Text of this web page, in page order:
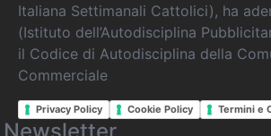
Italiana Settimanali Cattolici), ha
(Istituto dell’Autodisciplina
il Codice di Autodisciplina della
Commerciale
Privacy Policy Cookie Policy Termini e